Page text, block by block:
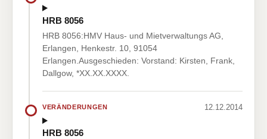
HRB 8056
HRB 8056:HMV Haus- und Mietverwaltungs AG,
Erlangen, Henkestr. 10, 91054
Erlangen.Ausgeschieden: Vorstand: Kirsten, Frank,
Dallgow, *XX.XX.XXXX.
VERÄNDERUNGEN 12.12.2014
HRB 8056